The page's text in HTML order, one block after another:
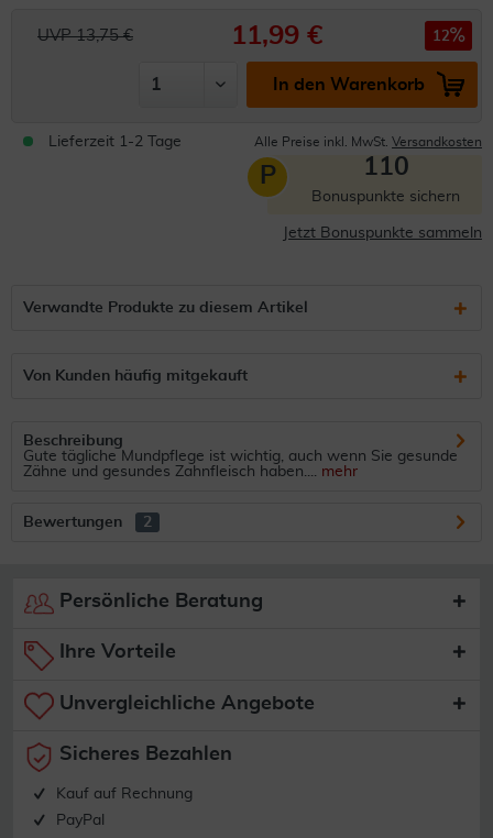
UVP 13,75 € 11,99 € 12
In den Warenkorb
Lieferzeit 1-2 Tage Alle Preise inkl. MwSt. Versandkosten
P 110
Bonuspunkte sichern
Jetzt Bonuspunkte sammeln
Verwandte Produkte zu diesem Artikel
Von Kunden häufig mitgekauft
Beschreibung
Gute tägliche Mundpflege ist wichtig, auch wenn Sie gesunde
Zähne und gesundes Zahnfleisch haben.... mehr
Bewertungen 2
Persönliche Beratung
Ihre Vorteile
Unvergleichliche Angebote
Sicheres Bezahlen
Kauf auf Rechnung
PayPal